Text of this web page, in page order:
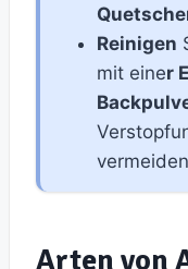
Reinigen
mit einer
Arten von